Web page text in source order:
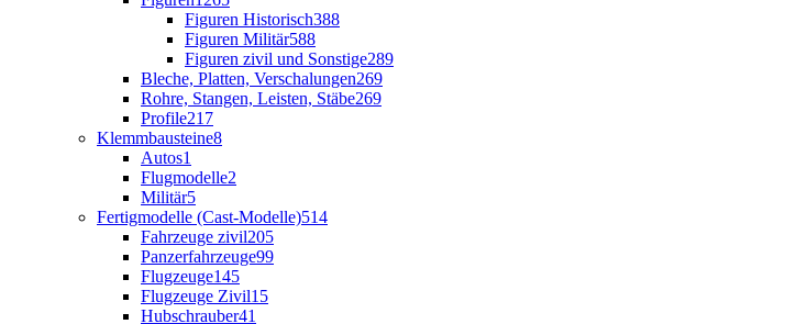
Figuren Historisch388
Figuren Militär588
Figuren zivil und Sonstige289
Bleche, Platten, Verschalungen269
Rohre, Stangen, Leisten, Stäbe269
Profile217
Klemmbausteine8
Autos1
Flugmodelle2
Militär5
Fertigmodelle (Cast-Modelle)514
Fahrzeuge zivil205
Panzerfahrzeuge99
Flugzeuge145
Flugzeuge Zivil15
Hubschrauber41